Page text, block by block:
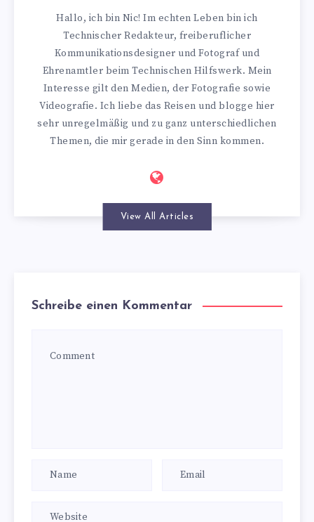
Hallo, ich bin Nic! Im echten Leben bin ich
Technischer Redakteur, freiberuflicher
Kommunikationsdesigner und Fotograf und
Ehrenamtler beim Technischen Hilfswerk. Mein
Interesse gilt den Medien, der Fotografie sowie
Videografie. Ich liebe das Reisen und blogge hier
sehr unregelmäßig und zu ganz unterschiedlichen
Themen, die mir gerade in den Sinn kommen.
View All Articles
Schreibe einen Kommentar